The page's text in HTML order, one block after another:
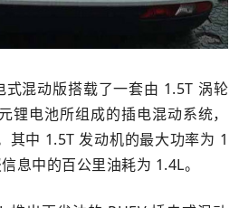
式混动版搭载了一套由 1.5T 涡轮
锂电池所组成的插电混动系统，
其中 1.5T 发动机的最大功率为 1
息中的百公里油耗为 1.4L。